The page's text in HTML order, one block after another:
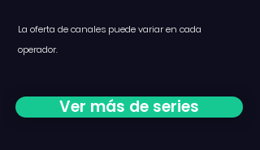
La oferta de canales puede variar en cada
operador.
Ver más de series